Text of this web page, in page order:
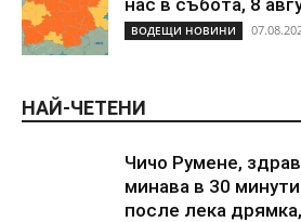
ВОДЕЩИ НОВИНИ
НАЙ-ЧЕТЕНИ
Чичо Румене,
минава в 30
после лека